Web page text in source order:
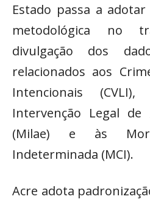
Estado passa a
metodológica no
divulgação dos
relacionados aos
Intencionais
Intervenção Legal
(Milae) e às
Indeterminada (MCI).
Acre adota